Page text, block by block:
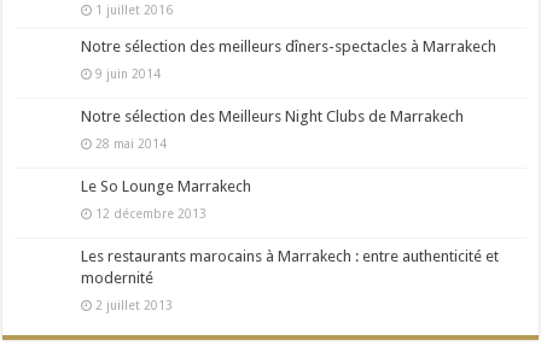
1 juillet 2016
Notre sélection des meilleurs dîners-spectacles à Marrakech
9 juin 2014
Notre sélection des Meilleurs Night Clubs de Marrakech
28 mai 2014
Le So Lounge Marrakech
12 décembre 2013
Les restaurants marocains à Marrakech : entre authenticité et
modernité
2 juillet 2013